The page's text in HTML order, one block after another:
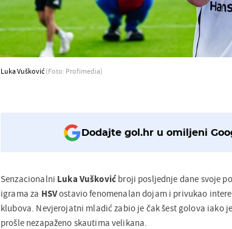
Luka Vušković (Foto: Profimedia)
Dodajte gol.hr u omiljeni
Senzacionalni Luka Vušković broji posljednje dane svoje
igrama za HSVostavio fenomenalan dojam i privukao
klubova. Nevjerojatni mladić zabio je čak šest golova iako
prošle nezapaženo skautima velikana.